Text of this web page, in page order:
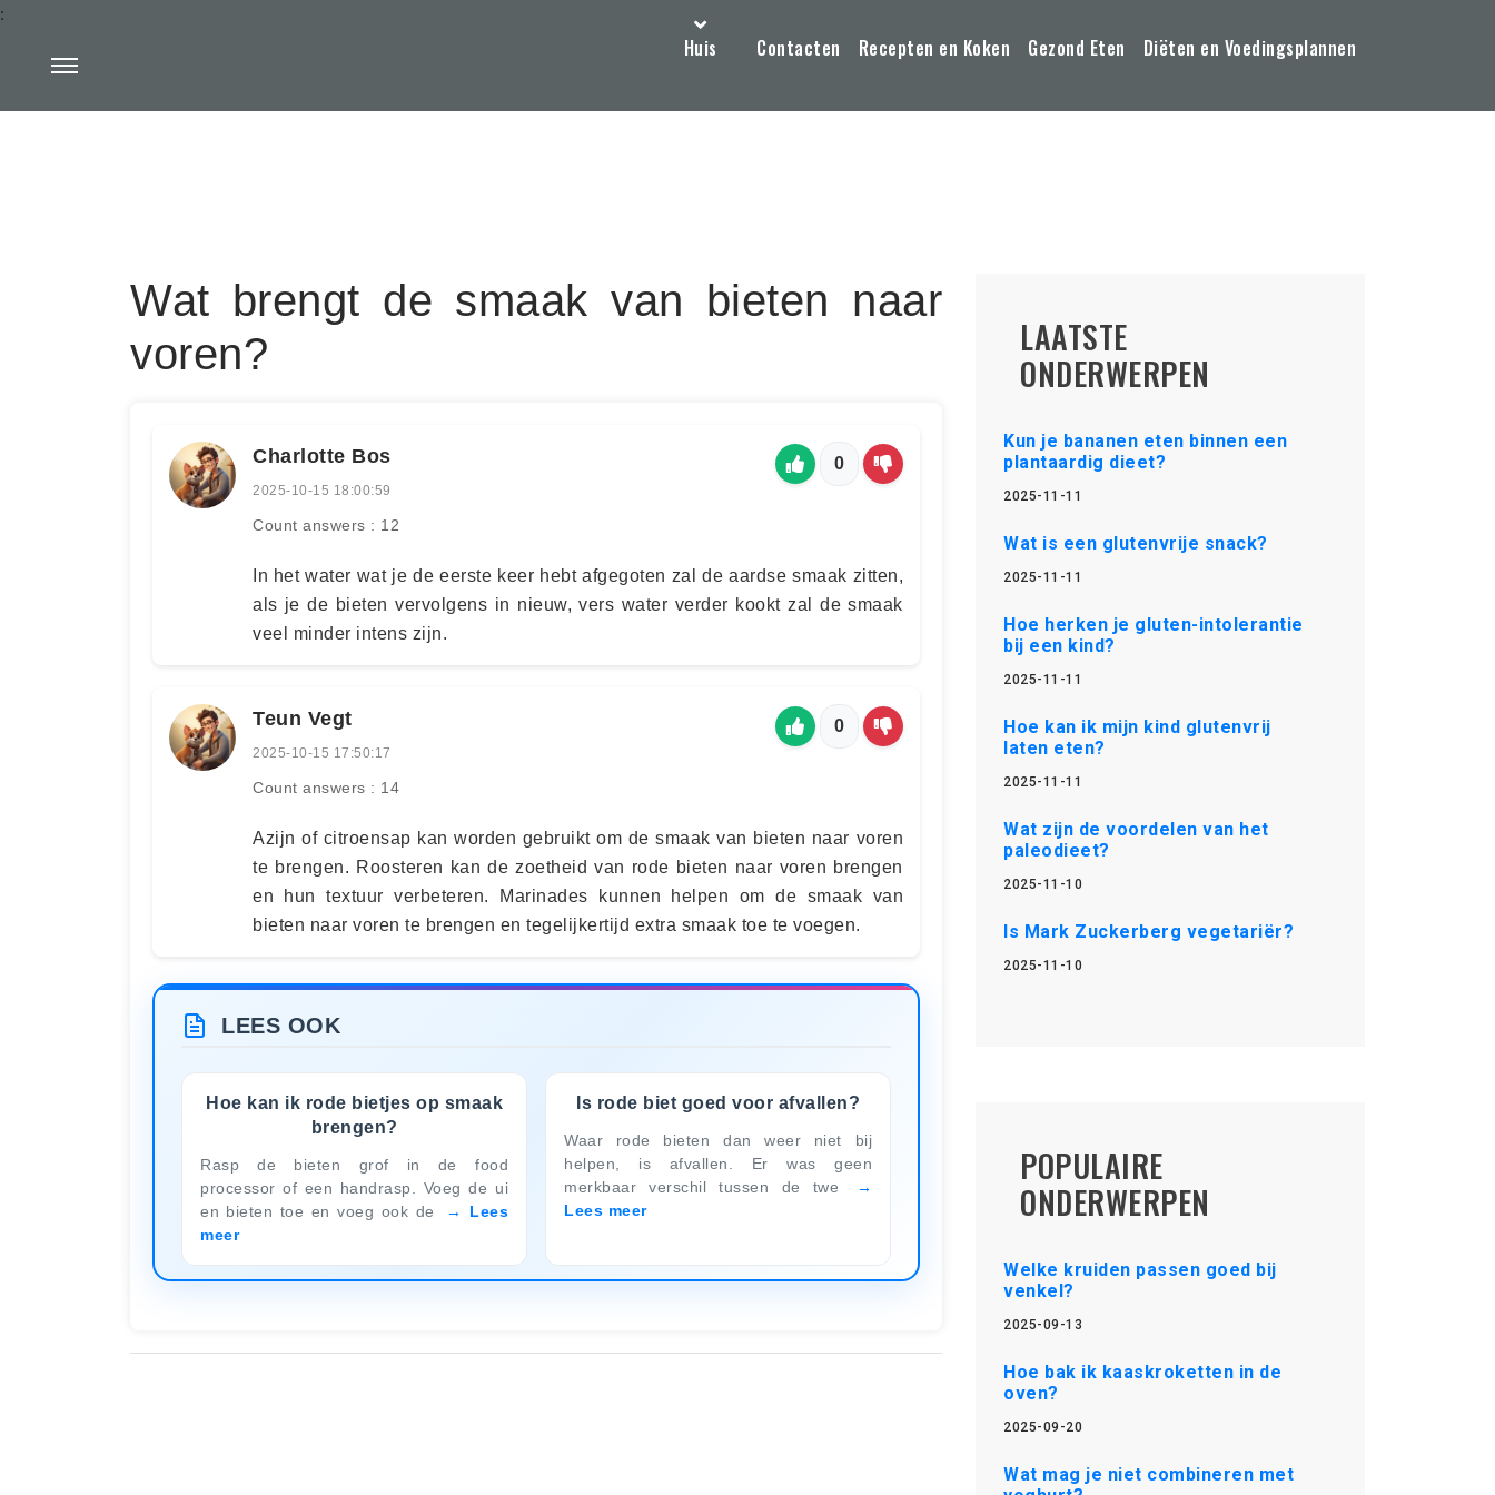
Huis Contacten Recepten en Koken Gezond Eten Diëten en Voedingsplannen
:
Wat brengt de smaak van bieten naar
voren?
Charlotte Bos
2025-10-15 18:00:59
Count answers : 12
0
In het water wat je de eerste keer hebt afgegoten zal de aardse smaak zitten,
als je de bieten vervolgens in nieuw, vers water verder kookt zal de smaak
veel minder intens zijn.
Teun Vegt
2025-10-15 17:50:17
Count answers : 14
0
Azijn of citroensap kan worden gebruikt om de smaak van bieten naar voren
te brengen. Roosteren kan de zoetheid van rode bieten naar voren brengen
en hun textuur verbeteren. Marinades kunnen helpen om de smaak van
bieten naar voren te brengen en tegelijkertijd extra smaak toe te voegen.
LEES OOK
Hoe kan ik rode bietjes op smaak
brengen?
Rasp de bieten grof in de food
processor of een handrasp. Voeg de ui
en bieten toe en voeg ook de
Lees
meer
Is rode biet goed voor afvallen?
Waar rode bieten dan weer niet bij
helpen, is afvallen. Er was geen
merkbaar verschil tussen de twe
Lees meer
LAATSTE
ONDERWERPEN
Kun je bananen eten binnen een
plantaardig dieet?
2025-11-11
Wat is een glutenvrije snack?
2025-11-11
Hoe herken je gluten-intolerantie
bij een kind?
2025-11-11
Hoe kan ik mijn kind glutenvrij
laten eten?
2025-11-11
Wat zijn de voordelen van het
paleodieet?
2025-11-10
Is Mark Zuckerberg vegetariër?
2025-11-10
POPULAIRE
ONDERWERPEN
Welke kruiden passen goed bij
venkel?
2025-09-13
Hoe bak ik kaaskroketten in de
oven?
2025-09-20
Wat mag je niet combineren met